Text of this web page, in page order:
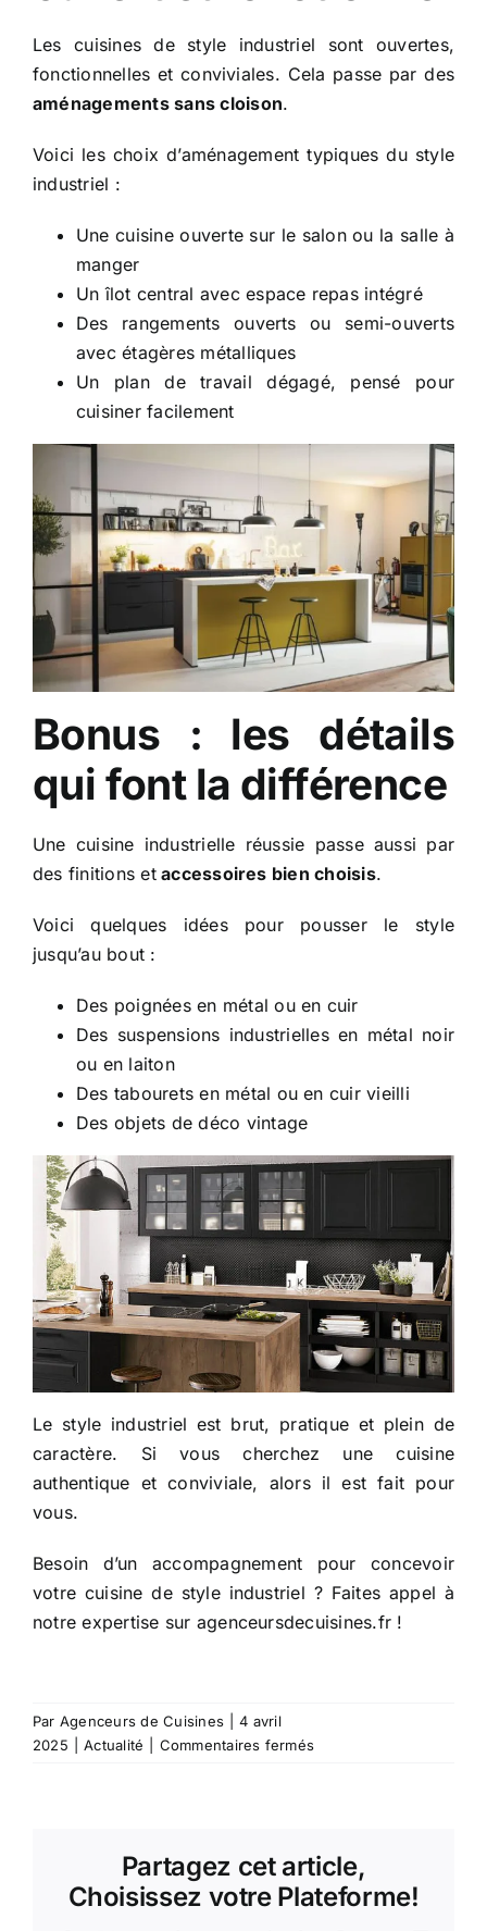
Les cuisines de style industriel sont ouvertes,
fonctionnelles et conviviales. Cela passe par des
aménagements sans cloison.
Voici les choix d’aménagement typiques du style
industriel :
Une cuisine ouverte sur le salon ou la salle à
manger
Un îlot central avec espace repas intégré
Des rangements ouverts ou semi-ouverts
avec étagères métalliques
Un plan de travail dégagé, pensé pour
cuisiner facilement
Bonus : les détails
qui font la différence
Une cuisine industrielle réussie passe aussi par
des finitions etaccessoires bien choisis.
Voici quelques idées pour pousser le style
jusqu’au bout :
Des poignées en métal ou en cuir
Des suspensions industrielles en métal noir
ou en laiton
Des tabourets en métal ou en cuir vieilli
Des objets de déco vintage
Le style industriel est brut, pratique et plein de
caractère. Si vous cherchez une cuisine
authentique et conviviale, alors il est fait pour
vous.
Besoin d’un accompagnement pour concevoir
votre cuisine de style industriel ? Faites appel à
notre expertise sur agenceursdecuisines.fr !
Par Agenceurs de Cuisines
4 avril
2025
Actualité Commentaires ferméssur
style
industriel
Partagez cet article,
Choisissez votre Plateforme!